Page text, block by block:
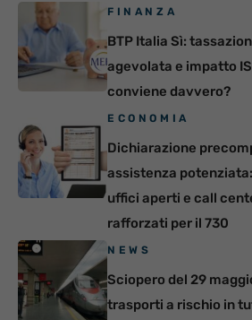
FINANZA
BTP Italia Sì:
agevolata e impatto
conviene davvero?
ECONOMIA
Dichiarazione
assistenza
uffici aperti e call
rafforzati per il 730
NEWS
Sciopero del 29
trasporti a rischio in